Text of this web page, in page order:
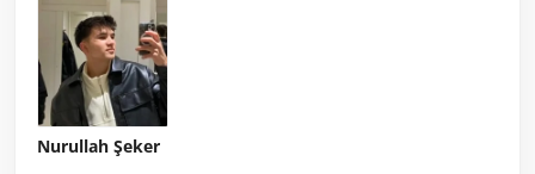
Nurullah Şeker